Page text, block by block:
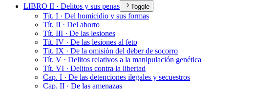
LIBRO II · Delitos y sus penas
Toggle
Tít. I · Del homicidio y sus formas
Tít. II · Del aborto
Tít. III · De las lesiones
Tít. IV · De las lesiones al feto
Tít. IX · De la omisión del deber de socorro
Tít. V · Delitos relativos a la manipulación genética
Tít. VI · Delitos contra la libertad
Cap. I · De las detenciones ilegales y secuestros
Cap. II · De las amenazas